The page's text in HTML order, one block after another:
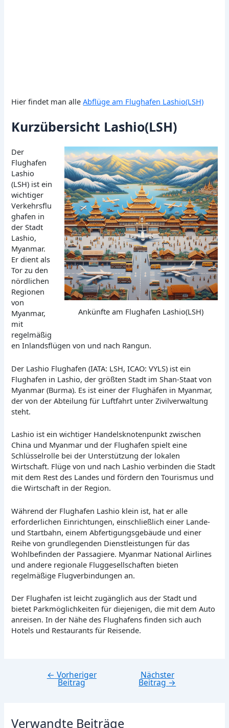
Hier findet man alleAbflüge am Flughafen Lashio(LSH)
Kurzübersicht Lashio(LSH)
Ankünfte am Flughafen Lashio(LSH)
Der
Flughafen
Lashio
(LSH) ist ein
wichtiger
Verkehrsflu
ghafen in
der Stadt
Lashio,
Myanmar.
Er dient als
Tor zu den
nördlichen
Regionen
von
Myanmar,
mit
regelmäßig
en Inlandsflügen von und nach Rangun.
Der Lashio Flughafen (IATA: LSH, ICAO: VYLS) ist ein
Flughafen in Lashio, der größten Stadt im Shan-Staat von
Myanmar (Burma). Es ist einer der Flughäfen in Myanmar,
der von der Abteilung für Luftfahrt unter Zivilverwaltung
steht.
Lashio ist ein wichtiger Handelsknotenpunkt zwischen
China und Myanmar und der Flughafen spielt eine
Schlüsselrolle bei der Unterstützung der lokalen
Wirtschaft. Flüge von und nach Lashio verbinden die Stadt
mit dem Rest des Landes und fördern den Tourismus und
die Wirtschaft in der Region.
Während der Flughafen Lashio klein ist, hat er alle
erforderlichen Einrichtungen, einschließlich einer Lande-
und Startbahn, einem Abfertigungsgebäude und einer
Reihe von grundlegenden Dienstleistungen für das
Wohlbefinden der Passagiere. Myanmar National Airlines
und andere regionale Fluggesellschaften bieten
regelmäßige Flugverbindungen an.
Der Flughafen ist leicht zugänglich aus der Stadt und
bietet Parkmöglichkeiten für diejenigen, die mit dem Auto
anreisen. In der Nähe des Flughafens finden sich auch
Hotels und Restaurants für Reisende.
Beitragsnavigation
← Vorheriger
Beitrag
Nächster
Beitrag→
Verwandte Beiträge